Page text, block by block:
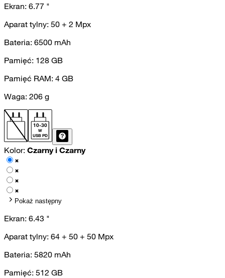
Ekran: 6.77 "
Aparat tylny: 50 + 2 Mpx
Bateria: 6500 mAh
Pamięć: 128 GB
Pamięć RAM: 4 GB
Waga: 206 g
10-30
W
USB PD
Kolor: Czarny i Czarny
Pokaż następny
Ekran: 6.43 "
Aparat tylny: 64 + 50 + 50 Mpx
Bateria: 5820 mAh
Pamięć: 512 GB